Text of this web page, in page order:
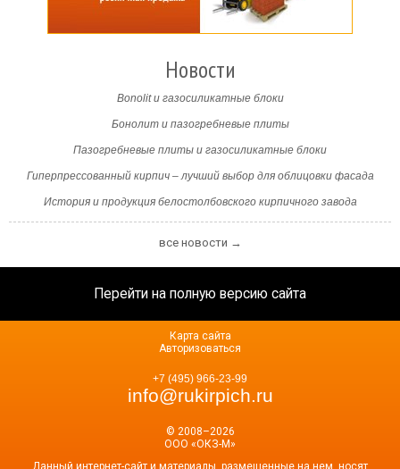
Новости
Bonolit и газосиликатные блоки
Бонолит и пазогребневые плиты
Пазогребневые плиты и газосиликатные блоки
Гиперпрессованный кирпич – лучший выбор для облицовки фасада
История и продукция белостолбовского кирпичного завода
все новости →
Перейти на полную версию сайта
© 2008–2026
ООО «ОКЗ-М»
Данный интернет-сайт и материалы, размещенные на нем, носят
+7 (495) 966-23-99
info@rukirpich.ru
Карта сайта
Авторизоваться